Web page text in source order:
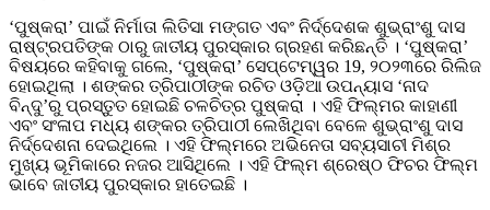
‘ପୁଷ୍କରା’ ପାଇଁ ନିର୍ମାତା ଲିତିସା ମଙ୍ଗତ ଏବଂ ନିର୍ଦ୍ଦେଶକ ଶୁଭ୍ରାଂଶୁ ଦାସ
ରାଷ୍ଟ୍ରପତିଙ୍କ ଠାରୁ ଜାତୀୟ ପୁରସ୍କାର ଗ୍ରହଣ କରିଛନ୍ତି । ‘ପୁଷ୍କରା’
ବିଷୟରେ କହିବାକୁ ଗଲେ, ‘ପୁଷ୍କରା’ ସେପ୍ଟେମ୍ୱର 19, ୨୦୨୩ରେ ରିଲିଜ
ହୋଇଥିଲା । ଶଙ୍କର ତ୍ରିପାଠୀଙ୍କ ରଚିତ ଓଡ଼ିଆ ଉପନ୍ୟାସ ‘ନାଦ
ବିନ୍ଦୁ’ରୁ ପ୍ରସ୍ତୁତ ହୋଇଛି ଚଳଚିତ୍ର ପୁଷ୍କରା । ଏହି ଫିଲ୍ମର କାହାଣୀ
ଏବଂ ସଂଳାପ ମଧ୍ୟ ଶଙ୍କର ତ୍ରିପାଠୀ ଲେଖିଥିବା ବେଳେ ଶୁଭ୍ରାଂଶୁ ଦାସ
ନିର୍ଦ୍ଦେଶନା ଦେଇଥିଲେ । ଏହି ଫିଲ୍ମରେ ଅଭିନେତା ସବ୍ୟସାଚୀ ମିଶ୍ର
ମୁଖ୍ୟ ଭୂମିକାରେ ନଜର ଆସିଥିଲେ । ଏହି ଫିଲ୍ମ ଶ୍ରେଷ୍ଠ ଫିଚର ଫିଲ୍ମ
ଭାବେ ଜାତୀୟ ପୁରସ୍କାର ହାତେଇଛି ।